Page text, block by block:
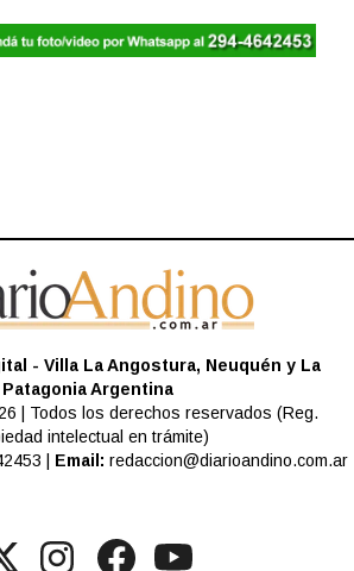
- Villa La Angostura, Neuquén y La
Patagonia Argentina
| Todos los derechos reservados (Reg.
intelectual en trámite)
| Email: redaccion@diarioandino.com.ar